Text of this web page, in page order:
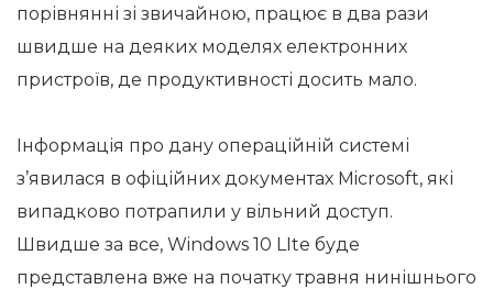
порівнянні зі звичайною, працює в два рази
швидше на деяких моделях електронних
пристроїв, де продуктивності досить мало.
Інформація про дану операційній системі
з’явилася в офіційних документах Microsoft, які
випадково потрапили у вільний доступ.
Швидше за все, Windows 10 LIte буде
представлена ​​вже на початку травня нинішнього